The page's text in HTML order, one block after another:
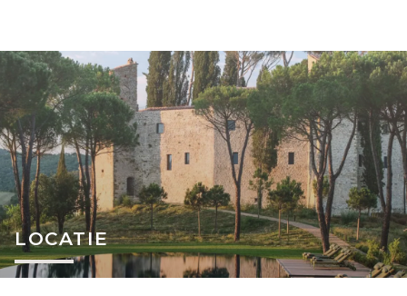
LOCATIE